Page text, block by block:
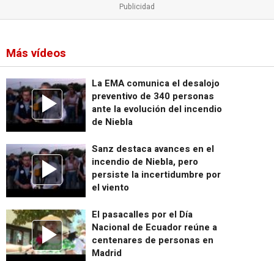
Más vídeos
La EMA comunica el desalojo
preventivo de 340 personas
ante la evolución del incendio
de Niebla
Sanz destaca avances en el
incendio de Niebla, pero
persiste la incertidumbre por
el viento
El pasacalles por el Día
Nacional de Ecuador reúne a
centenares de personas en
Madrid